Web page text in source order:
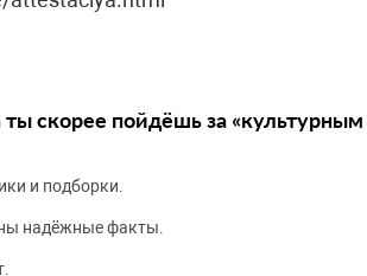
ты скорее пойдёшь за «культурным
и подборки.
надёжные факты.